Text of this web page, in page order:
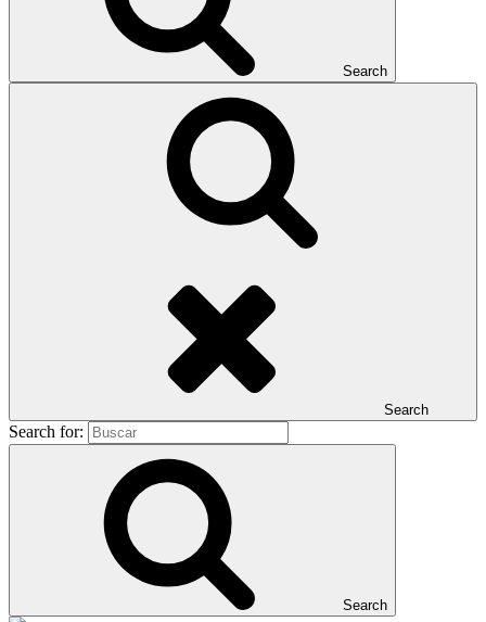
Search
Search
Search for:
Search